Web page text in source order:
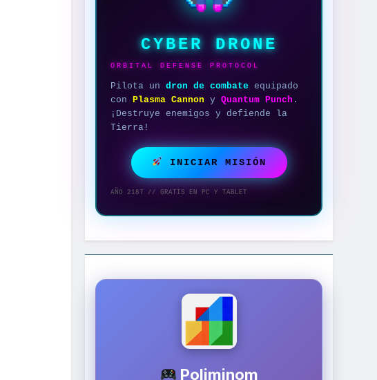
CYBER DRONE
ORBITAL DEFENSE PROTOCOL
Pilota undron de combate equipado
con
Plasma Cannon yQuantum Punch .
¡Destruye enemigos y defiende la
Tierra!
INICIAR MISIÓN
AÑO 2187 // GRATIS EN PC Y TABLET
Poliminom